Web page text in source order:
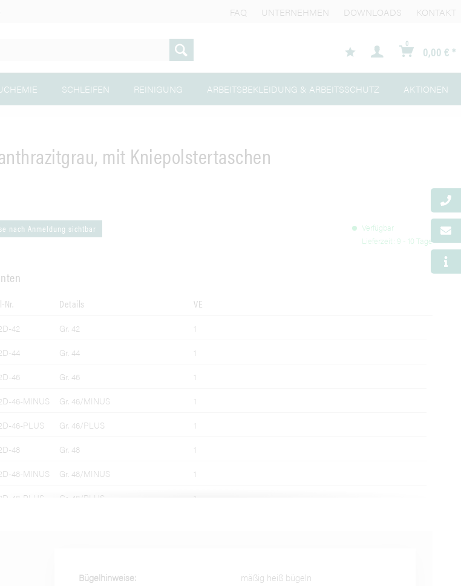
FAQ UNTERNEHMEN DOWNLOADS KONTAKT
0
0,00 € *
SCHLEIFEN REINIGUNG ARBEITSBEKLEIDUNG & ARBEITSSCHUTZ AKTIONEN
mit Kniepolstertaschen
nach Anmeldung sichtbar
Verfügbar
Lieferzeit: 9 - 10 Tage
Nr. Details VE
42 Gr. 42
1
44
Gr. 44
1
46
Gr. 46
1
46-MINUS
Gr. 46/MINUS
1
46-PLUS
Gr. 46/PLUS
1
48
Gr. 48
1
48-MINUS
Gr. 48/MINUS
1
48-PLUS
Gr. 48/PLUS
1
Bügelhinweise:
mäßig heiß bügeln